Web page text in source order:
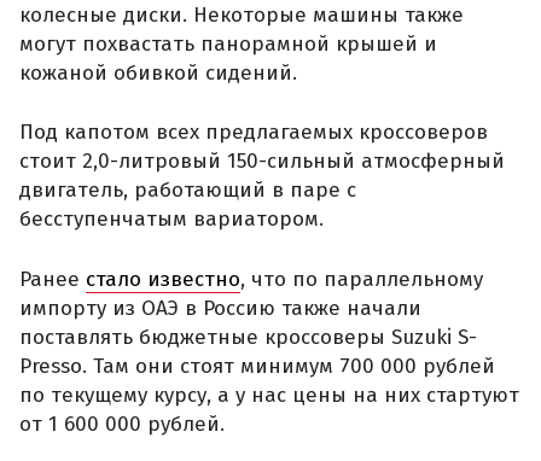
колесные диски. Некоторые машины также
могут похвастать панорамной крышей и
кожаной обивкой сидений.
Под капотом всех предлагаемых кроссоверов
стоит 2,0-литровый 150-сильный атмосферный
двигатель, работающий в паре с
бесступенчатым вариатором.
Ранее стало известно, что по параллельному
импорту из ОАЭ в Россию также начали
поставлять бюджетные кроссоверы Suzuki S-
Presso. Там они стоят минимум 700 000 рублей
по текущему курсу, а у нас цены на них стартуют
от 1 600 000 рублей.